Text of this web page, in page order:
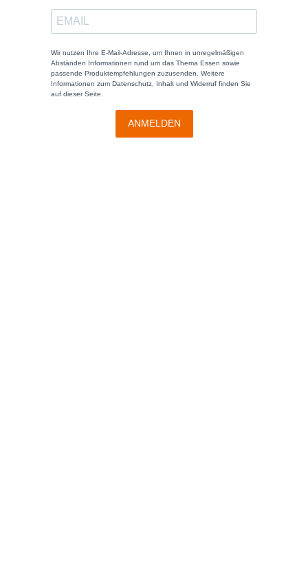
Wir nutzen Ihre E-Mail-Adresse, um Ihnen in unregelmäßigen
Abständen Informationen rund um das Thema Essen sowie
passende Produktempfehlungen zuzusenden. Weitere
Informationen zum Datenschutz, Inhalt und Widerruf finden Sie
auf dieser Seite.
ANMELDEN